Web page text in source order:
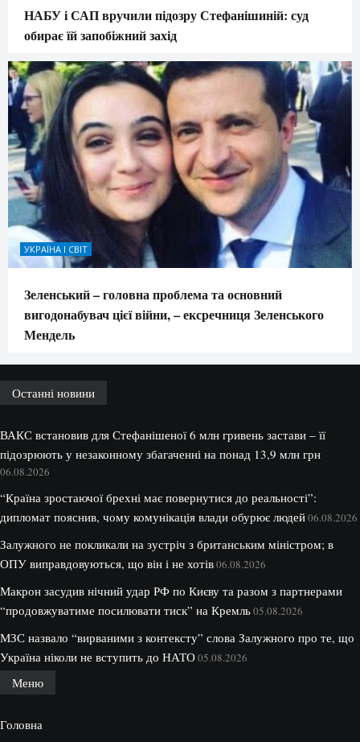
НАБУ і САП вручили підозру Стефанішиній: суд
обирає їй запобіжний захід
УКРАЇНА І СВІТ
Зеленський – головна проблема та основний
вигодонабувач цієї війни, – ексречниця Зеленського
Мендель
Останні новини
ВАКС встановив для Стефанішеної 6 млн гривень застави – її
підозрюють у незаконному збагаченні на понад 13,9 млн грн
06.08.2026
“Країна зростаючої брехні має повернутися до реальності”:
дипломат пояснив, чому комунікація влади обурює людей06.08.2026
Залужного не покликали на зустріч з британським міністром; в
ОПУ виправдовуються, що він і не хотів06.08.2026
Макрон засудив нічний удар РФ по Києву та разом з партнерами
“продовжуватиме посилювати тиск” на Кремль05.08.2026
МЗС назвало “вирваними з контексту” слова Залужного про те, що
Україна ніколи не вступить до НАТО05.08.2026
Меню
Головна